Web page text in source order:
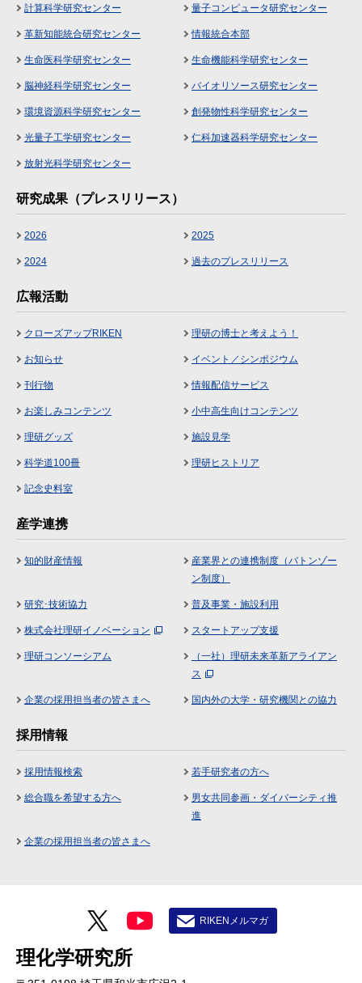
計算科学研究センター 量子コンピュータ研究センター
革新知能統合研究センター 情報統合本部
生命医科学研究センター 生命機能科学研究センター
脳神経科学研究センター バイオリソース研究センター
環境資源科学研究センター 創発物性科学研究センター
光量子工学研究センター 仁科加速器科学研究センター
放射光科学研究センター
研究成果（プレスリリース）
2026 2025
2024 過去のプレスリリース
広報活動
クローズアップRIKEN 理研の博士と考えよう！
お知らせ イベント／シンポジウム
刊行物 情報配信サービス
お楽しみコンテンツ 小中高生向けコンテンツ
理研グッズ 施設見学
科学道100冊 理研ヒストリア
記念史料室
産学連携
知的財産情報
産業界との連携制度（バトンゾー
ン制度）
研究･技術協力 普及事業・施設利用
株式会社理研イノベーション スタートアップ支援
理研コンソーシアム
（一社）理研未来革新アライアン
ス
企業の採用担当者の皆さまへ 国内外の大学・研究機関との協力
採用情報
採用情報検索 若手研究者の方へ
総合職を希望する方へ
男女共同参画・ダイバーシティ推
進
企業の採用担当者の皆さまへ
理化学研究所
RIKENメルマガ